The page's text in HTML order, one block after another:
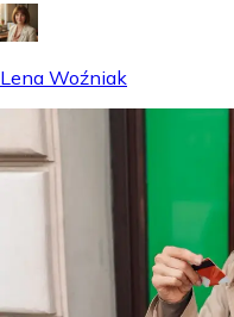
Lena Woźniak